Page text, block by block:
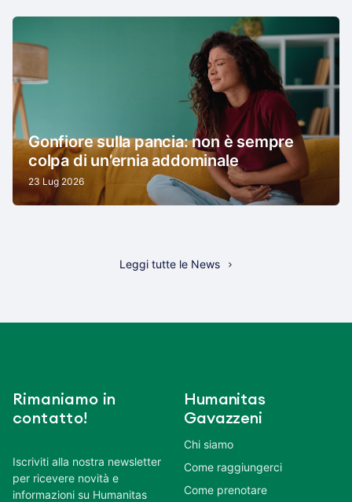
Gonfiore sulla pancia: non è sempre
colpa di un’ernia addominale
23 Lug 2026
Leggi tutte le News
Rimaniamo in
contatto!
Iscriviti alla nostra newsletter
per ricevere novità e
informazioni su Humanitas
Humanitas
Gavazzeni
Chi siamo
Come raggiungerci
Come prenotare